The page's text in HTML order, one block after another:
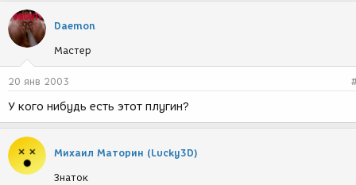
о
р
т
е
м
ы
с
з
д
и
я
Daemon
Мастер
20 янв 2003
У кого нибудь есть этот плугин?
Михаил Маторин (Lucky3D)
Знаток